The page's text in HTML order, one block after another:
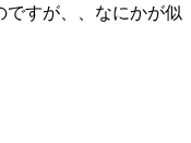
すが、、なにかが似